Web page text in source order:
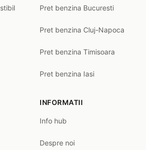
Pret benzina Bucuresti
Pret benzina Cluj-Napoca
Pret benzina Timisoara
Pret benzina Iasi
INFORMATII
Info hub
Despre noi